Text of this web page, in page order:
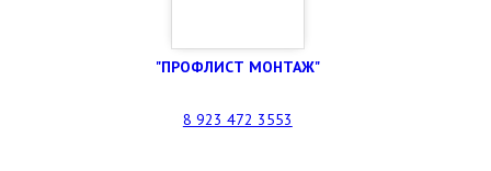
"ПРОФЛИСТ МОНТАЖ"
8 923 472 3553